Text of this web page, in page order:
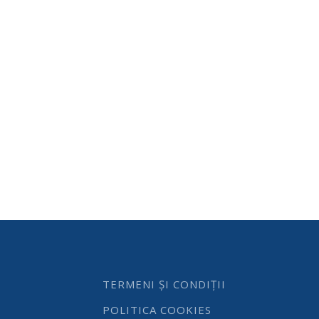
TERMENI ȘI CONDIȚII
POLITICA COOKIES